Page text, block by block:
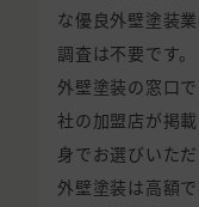
な優良外壁塗装
調査は不要です。
外壁塗装の窓口
社の加盟店が掲
身でお選びいた
外壁塗装は高額